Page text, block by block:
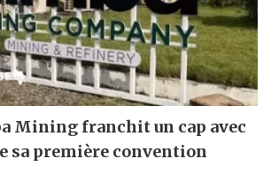
Mining franchit un cap avec
sa première convention